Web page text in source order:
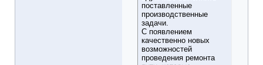
поставленные
производственные
задачи.
С появлением
качественно новых
возможностей
проведения ремонта